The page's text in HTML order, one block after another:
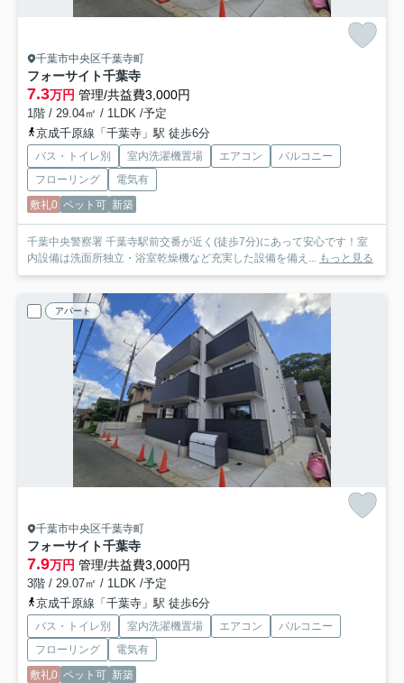
千葉市中央区千葉寺町
フォーサイト千葉寺
7.3万円 管理/共益費3,000円
1階 / 29.04㎡ / 1LDK /予定
京成千原線「千葉寺」駅 徒歩6分
バス・トイレ別 室内洗濯機置場 エアコン
バルコニー
フローリング
電気有
敷礼0 ペット可 新築
千葉中央警察署 千葉寺駅前交番が近く(徒歩7分)にあって安心です！室
内設備は洗面所独立・浴室乾燥機など充実した設備を備え... もっと見る
アパート
千葉市中央区千葉寺町
フォーサイト千葉寺
7.9万円 管理/共益費3,000円
3階 / 29.07㎡ / 1LDK /予定
京成千原線「千葉寺」駅 徒歩6分
バス・トイレ別 室内洗濯機置場 エアコン
バルコニー
フローリング
電気有
敷礼0 ペット可 新築